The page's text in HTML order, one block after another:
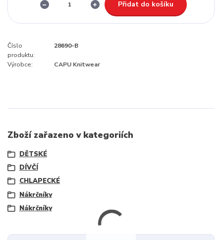
Přidat do košíku
Číslo
produktu:
28690-B
Výrobce: CAPU Knitwear
Zboží zařazeno v kategoriích
DĚTSKÉ
DÍVČÍ
CHLAPECKÉ
Nákrčníky
Nákrčníky